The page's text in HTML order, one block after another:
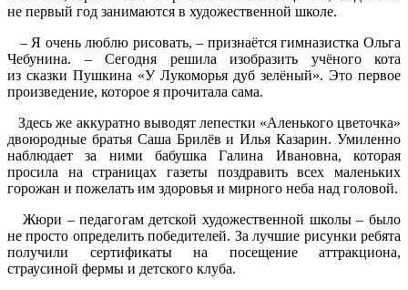
не первый год занимаются в художественной школе.
– Я очень люблю рисовать, – признаётся гимназистка Ольга
Чебунина. – Сегодня решила изобразить учёного кота
из сказки Пушкина «У Лукоморья дуб зелёный». Это первое
произведение, которое я прочитала сама.
Здесь же аккуратно выводят лепестки «Аленького цветочка»
двоюродные братья Саша Брилёв и Илья Казарин. Умиленно
наблюдает за ними бабушка Галина Ивановна, которая
просила на страницах газеты поздравить всех маленьких
горожан и пожелать им здоровья и мирного неба над головой.
Жюри – педагогам детской художественной школы – было
не просто определить победителей. За лучшие рисунки ребята
получили сертификаты на посещение аттракциона,
страусиной фермы и детского клуба.